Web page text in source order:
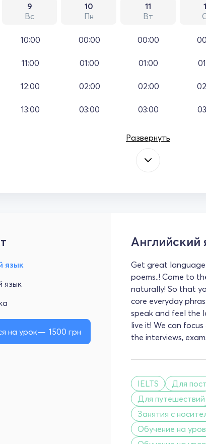
9
Вс
10
Пн
11
Вт
10:00
11:00
12:00
13:00
00:00
01:00
02:00
03:00
00:00
01:00
02:00
03:00
Развернуть
язык
язык
на урок 1500 грн
Английский
Get great language
poems..! Come to
naturally! So that
core everyday
speak and feel the
live it! We can
the interviews,
IELTS
Для
Для путешествий
Занятия с
Обучение на